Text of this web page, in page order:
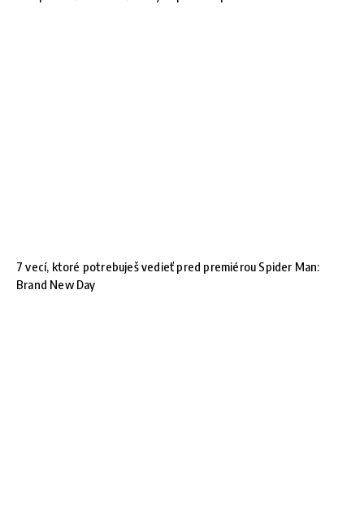
7 vecí, ktoré potrebuješ vedieť pred premiérou Spider Man:
Brand New Day